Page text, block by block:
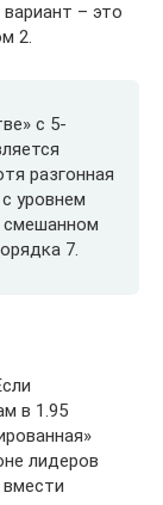
– это
2.
с 5-
разгонная
уровнем
смешанном
7.
в 1.95
лидеров